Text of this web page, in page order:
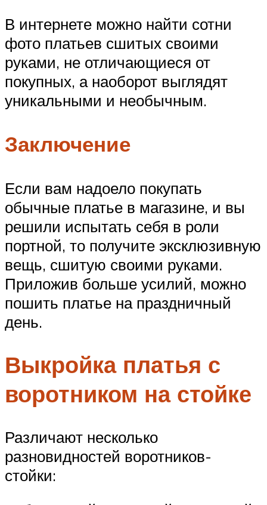
В интернете можно найти сотни
фото платьев сшитых своими
руками, не отличающиеся от
покупных, а наоборот выглядят
уникальными и необычным.
Заключение
Если вам надоело покупать
обычные платье в магазине, и вы
решили испытать себя в роли
портной, то получите эксклюзивную
вещь, сшитую своими руками.
Приложив больше усилий, можно
пошить платье на праздничный
день.
Выкройка платья с
воротником на стойке
Различают несколько
разновидностей воротников-
стойки: